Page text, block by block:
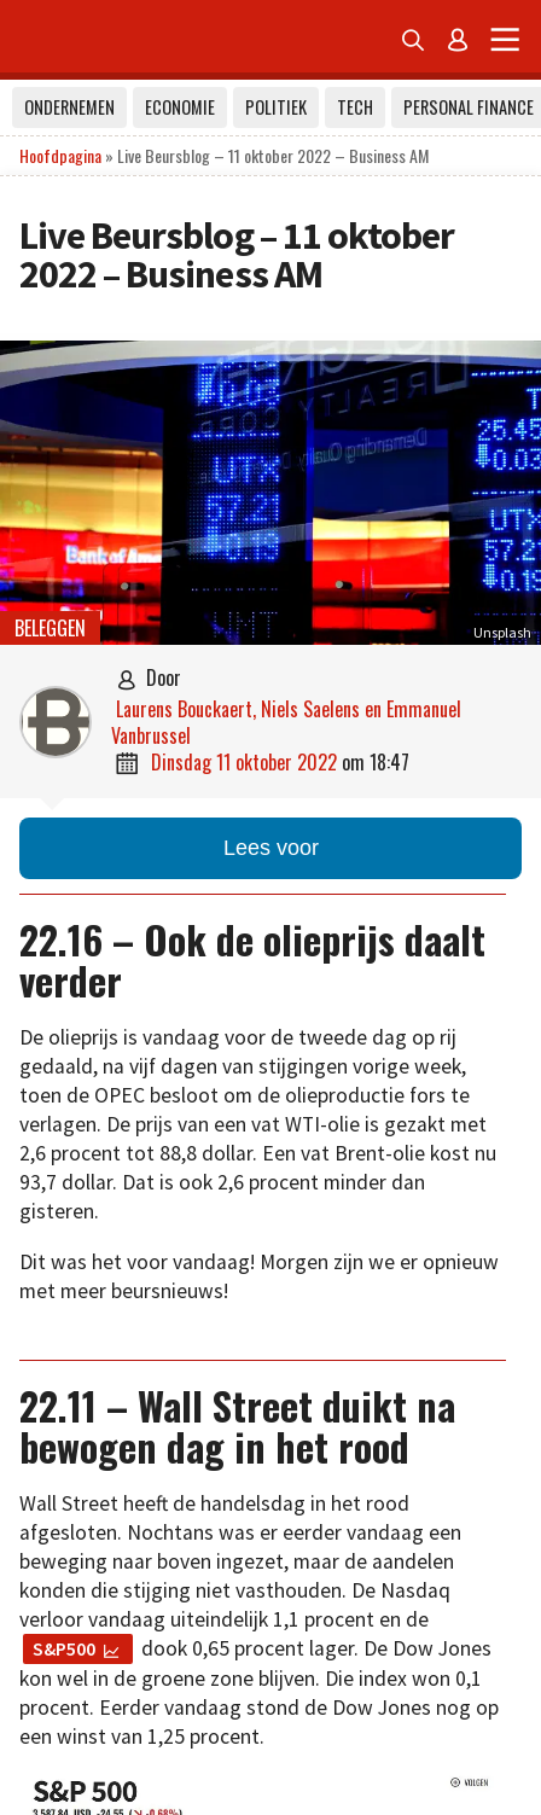
 
ONDERNEMEN ECONOMIE POLITIEK TECH
PERSONAL FINANCE
Hoofdpagina» Live Beursblog – 11 oktober 2022 – Business AM
Live Beursblog – 11 oktober
2022 – Business AM
Unsplash
BELEGGEN

door
Laurens Bouckaert, Niels Saelens en Emmanuel
Vanbrussel
 dinsdag 11 oktober 2022 om 18:47
Lees voor
22.16 – Ook de olieprijs daalt
verder
De olieprijs is vandaag voor de tweede dag op rij
gedaald, na vijf dagen van stijgingen vorige week,
toen de OPEC besloot om de olieproductie fors te
verlagen. De prijs van een vat WTI-olie is gezakt met
2,6 procent tot 88,8 dollar. Een vat Brent-olie kost nu
93,7 dollar. Dat is ook 2,6 procent minder dan
gisteren.
Dit was het voor vandaag! Morgen zijn we er opnieuw
met meer beursnieuws!
22.11 – Wall Street duikt na
bewogen dag in het rood
Wall Street heeft de handelsdag in het rood
afgesloten. Nochtans was er eerder vandaag een
beweging naar boven ingezet, maar de aandelen
konden die stijging niet vasthouden. De Nasdaq
verloor vandaag uiteindelijk 1,1 procent en de
S&P500
dook 0,65 procent lager. De Dow Jones
kon wel in de groene zone blijven. Die index won 0,1
procent. Eerder vandaag stond de Dow Jones nog op
een winst van 1,25 procent.